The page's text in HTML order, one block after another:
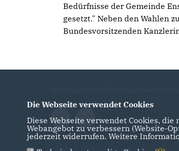
Bedürfnisse der Gemeinde
gesetzt." Neben den Wahlen
Bundesvorsitzenden
Die Webseite verwendet Cookies
Diese Webseite verwendet Cookies,
Webangebot zu verbessern (Website-
jederzeit widerrufen. Weitere